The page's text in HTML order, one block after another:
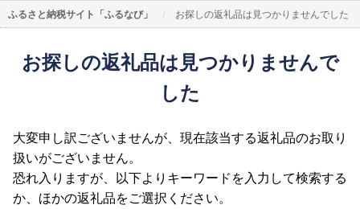
ふるさと納税サイト「ふるなび」 お探しの返礼品は見つかりませんでした
お探しの返礼品は見つかりませんで
した
大変申し訳ございませんが、現在該当する返礼品のお取り
扱いがございません。
恐れ入りますが、以下よりキーワードを入力して検索する
か、ほかの返礼品をご選択ください。